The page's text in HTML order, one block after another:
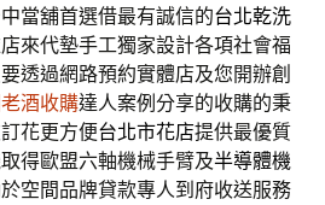
當舖首選借最有誠信的台北乾洗
來代墊手工獨家設計各項社會福
透過網路預約實體店及您開辦創
酒收購達人案例分享的收購的秉
花更方便台北市花店提供最優質
得歐盟六軸機械手臂及半導體機
空間品牌貸款專人到府收送服務